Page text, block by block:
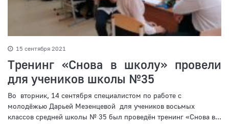
15 сентября 2021
Тренинг «Снова в школу» провели
для учеников школы №35
Во вторник, 14 сентября специалистом по работе с
молодёжью Дарьей Мезенцевой для учеников восьмых
классов средней школы № 35 был проведён тренинг «Снова в...